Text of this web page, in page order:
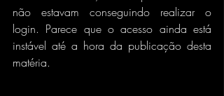
não estavam conseguindo realizar o
login. Parece que o acesso ainda está
instável até a hora da publicação desta
matéria.